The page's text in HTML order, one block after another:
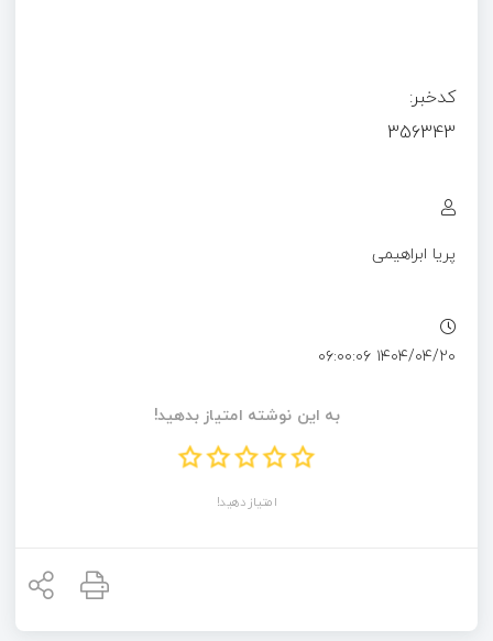
کدخبر:
356343
پریا ابراهیمی
۱۴۰۴/۰۴/۲۰ ۰۶:۰۰:۰۶
به این نوشته امتیاز بدهید!
امتیاز دهید!